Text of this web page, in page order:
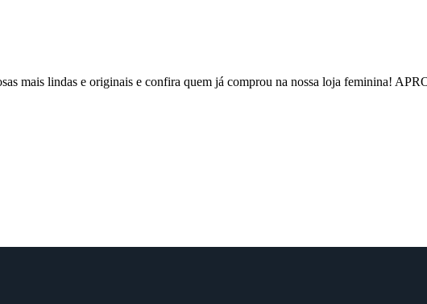
mais lindas e originais e confira quem já comprou na nossa loja feminina!